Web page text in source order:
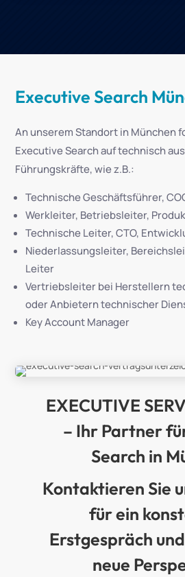
Executive Search
An unserem Standort in München
Executive Search auf technisch
Führungskräfte, wie z.B.:
Technische Geschäftsführer,
Werkleiter, Betriebsleiter,
Technische Leiter, CTO,
Niederlassungsleiter,
Leiter
Vertriebsleiter bei Herstellern
oder Anbietern technischer
Key Account Manager
EXECUTIVE
– Ihr Partner
Search in
KontaktierenSie
für ein
Erstgespräch
neue